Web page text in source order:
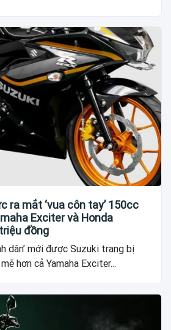
ra mắt ‘vua côn tay’ 150cc
Exciter và Honda
đồng
dân’ mới được Suzuki trang bị
hơn cả Yamaha Exciter...